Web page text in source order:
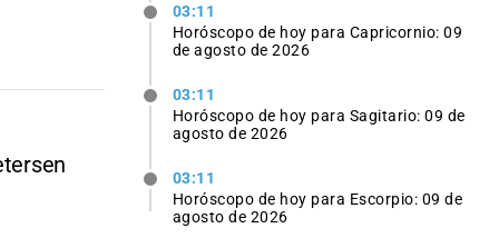
03:11
Horóscopo de hoy para Capricornio: 09
de agosto de 2026
03:11
Horóscopo de hoy para Sagitario: 09 de
agosto de 2026
03:11
Horóscopo de hoy para Escorpio: 09 de
agosto de 2026